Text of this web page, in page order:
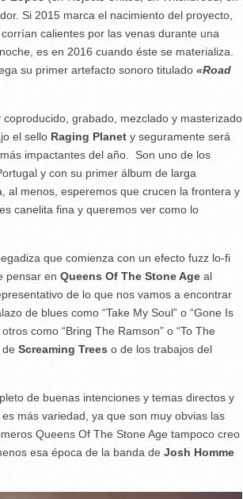
Si 2015 marca el nacimiento del proyecto,
calientes por las venas durante una
es en 2016 cuando éste se materializa.
su primer artefacto sonoro titulado «Road
grabado, mezclado y masterizado
el sello Raging Planety seguramente será
impactantes del año. Son uno de los
y con su primer álbum de larga
al menos, esperemos que crucen la frontera y
canelita fina y queremos ver como lo
que comienza con un efecto fuzz lo-fi
pensar en Queens Of The Stone Ageal
de lo que nos vamos a encontrar
de blues como “Take My Soul” o “Gone Is
como “Bring The Ramson” o “To The
de Screaming Trees o de los trabajos del
de buenas intenciones y temas directos y
más variedad, ya que son muy obvias las
Queens Of The Stone Age tampoco creo
esa época de la banda de Josh Homme